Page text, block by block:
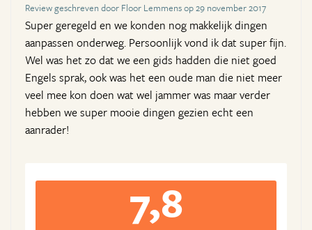
Review geschreven door Floor Lemmens op 29 november 2017
Super geregeld en we konden nog makkelijk dingen
aanpassen onderweg. Persoonlijk vond ik dat super fijn.
Wel was het zo dat we een gids hadden die niet goed
Engels sprak, ook was het een oude man die niet meer
veel mee kon doen wat wel jammer was maar verder
hebben we super mooie dingen gezien echt een
aanrader!
7,8